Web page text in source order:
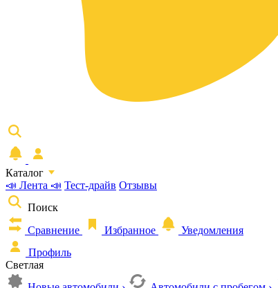
Каталог
📣 Лента 📣 Тест-драйв Отзывы
Поиск
Сравнение
Избранное
Уведомления
Профиль
Светлая